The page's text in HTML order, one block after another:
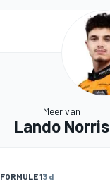
Meer van
Lando Norris
FORMULE 13 d